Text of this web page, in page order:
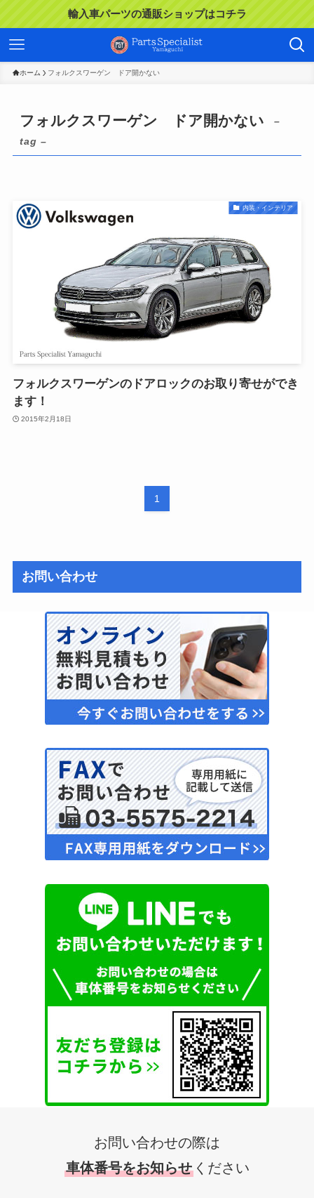
輸入車パーツの通販ショップはコチラ
ホーム フォルクスワーゲン ドア開かない
フォルクスワーゲン ドア開かない
–
tag –
内装・インテリア
フォルクスワーゲンのドアロックのお取り寄せができ
ます！
2015年2月18日
1
お問い合わせ
お問い合わせの際は
車体番号をお知らせ ください